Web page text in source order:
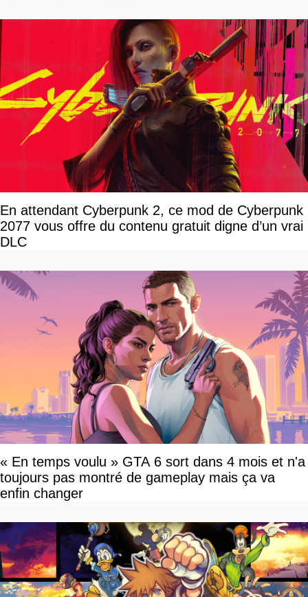
En attendant Cyberpunk 2, ce mod de Cyberpunk
2077 vous offre du contenu gratuit digne d’un vrai
DLC
« En temps voulu » GTA 6 sort dans 4 mois et n'a
toujours pas montré de gameplay mais ça va
enfin changer